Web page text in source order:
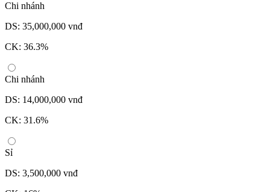
Chi nhánh
DS: 35,000,000 vnđ
CK: 36.3%
Chi nhánh
DS: 14,000,000 vnđ
CK: 31.6%
Sỉ
DS: 3,500,000 vnđ